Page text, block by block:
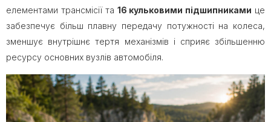
елементами трансмісії та 16 кульковими підшипниками це
забезпечує більш плавну передачу потужності на колеса,
зменшує внутрішнє тертя механізмів і сприяє збільшенню
ресурсу основних вузлів автомобіля.